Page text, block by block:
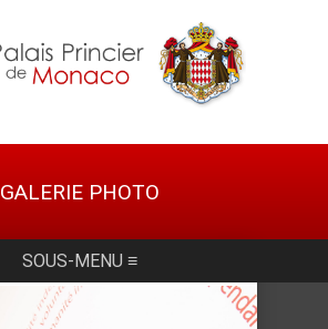
GALERIE PHOTO
SOUS-MENU ≡